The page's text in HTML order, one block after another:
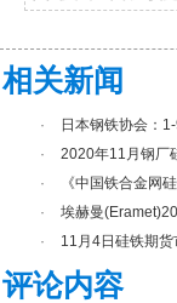
相关新闻
·
日本钢铁协会：
·
2020年11月钢厂
·
《中国铁合金网
·
埃赫曼
·
11月4日硅铁期
评论内容